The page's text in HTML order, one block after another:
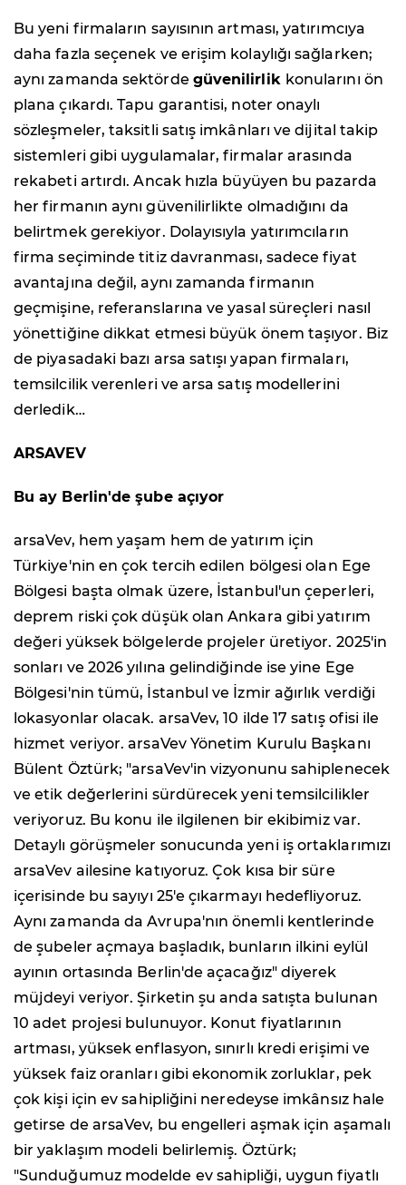
Bu yeni firmaların sayısının artması, yatırımcıya
daha fazla seçenek ve erişim kolaylığı sağlarken;
aynı zamanda sektörde güvenilirlik konularını ön
plana çıkardı. Tapu garantisi, noter onaylı
sözleşmeler, taksitli satış imkânları ve dijital takip
sistemleri gibi uygulamalar, firmalar arasında
rekabeti artırdı. Ancak hızla büyüyen bu pazarda
her firmanın aynı güvenilirlikte olmadığını da
belirtmek gerekiyor. Dolayısıyla yatırımcıların
firma seçiminde titiz davranması, sadece fiyat
avantajına değil, aynı zamanda firmanın
geçmişine, referanslarına ve yasal süreçleri nasıl
yönettiğine dikkat etmesi büyük önem taşıyor. Biz
de piyasadaki bazı arsa satışı yapan firmaları,
temsilcilik verenleri ve arsa satış modellerini
derledik…
ARSAVEV
Bu ay Berlin'de şube açıyor
arsaVev, hem yaşam hem de yatırım için
Türkiye'nin en çok tercih edilen bölgesi olan Ege
Bölgesi başta olmak üzere, İstanbul'un çeperleri,
deprem riski çok düşük olan Ankara gibi yatırım
değeri yüksek bölgelerde projeler üretiyor. 2025'in
sonları ve 2026 yılına gelindiğinde ise yine Ege
Bölgesi'nin tümü, İstanbul ve İzmir ağırlık verdiği
lokasyonlar olacak. arsaVev, 10 ilde 17 satış ofisi ile
hizmet veriyor. arsaVev Yönetim Kurulu Başkanı
Bülent Öztürk; "arsaVev'in vizyonunu sahiplenecek
ve etik değerlerini sürdürecek yeni temsilcilikler
veriyoruz. Bu konu ile ilgilenen bir ekibimiz var.
Detaylı görüşmeler sonucunda yeni iş ortaklarımızı
arsaVev ailesine katıyoruz. Çok kısa bir süre
içerisinde bu sayıyı 25'e çıkarmayı hedefliyoruz.
Aynı zamanda da Avrupa'nın önemli kentlerinde
de şubeler açmaya başladık, bunların ilkini eylül
ayının ortasında Berlin'de açacağız" diyerek
müjdeyi veriyor. Şirketin şu anda satışta bulunan
10 adet projesi bulunuyor. Konut fiyatlarının
artması, yüksek enflasyon, sınırlı kredi erişimi ve
yüksek faiz oranları gibi ekonomik zorluklar, pek
çok kişi için ev sahipliğini neredeyse imkânsız hale
getirse de arsaVev, bu engelleri aşmak için aşamalı
bir yaklaşım modeli belirlemiş. Öztürk;
"Sunduğumuz modelde ev sahipliği, uygun fiyatlı